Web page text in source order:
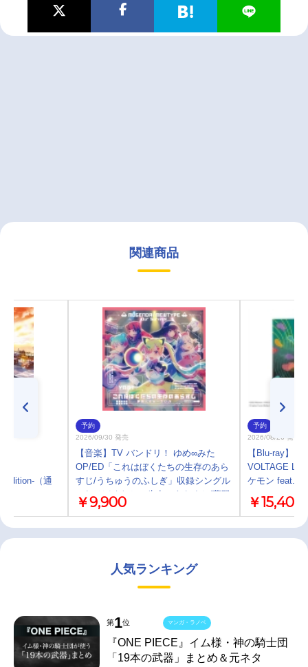
関連商品
edition-（通
予約
2026/09/30 発売
【音楽】TV バンドリ！ ゆめ∞みた
OP/ED「これはぼくたちの生存のあら
すじ/うちゅうのふしぎ」収録シングル
これはぼくたちの生存のあらすじ/夢限
大みゅーたいぷ【Blu-ray付生産限定
￥9,900
予約
2026/08/26 発売
【Blu-ray】
VOLTAGE
ケモン feat.
￥15,400
人気ランキング
第1位
『ONE PIECE』イム様・神の騎士団
「19本の武器」まとめ＆元ネタ
マンガ・ラノベ